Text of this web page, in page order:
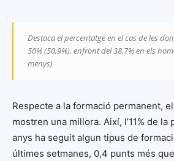
Destaca el percentatge en el cas de les
50% (50,9%), enfront del 38,7% en els
menys)
Respecte a la formació permanent,
mostren una millora. Així, l’11% de
anys ha seguit algun tipus de
últimes setmanes, 0,4 punts més